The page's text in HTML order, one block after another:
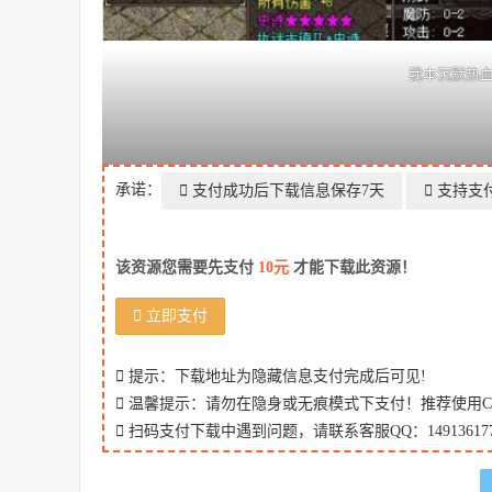
我本沉默热
承诺： 支付成功后下载信息保存7天 支持支
该资源您需要先支付 10元 才能下载此资源！
立即支付
提示：下载地址为隐藏信息支付完成后可见!
温馨提示：请勿在隐身或无痕模式下支付！推荐使用
扫码支付下载中遇到问题，请联系客服QQ：